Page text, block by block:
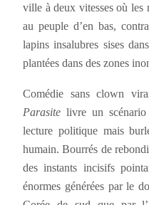
ville à deux vitesses où les
au peuple d’en bas,
lapins insalubres sises
plantées dans des zones
Comédie sans clown
Parasite livre un
lecture politique mais
humain. Bourrés de
des instants incisifs
énormes générées par le